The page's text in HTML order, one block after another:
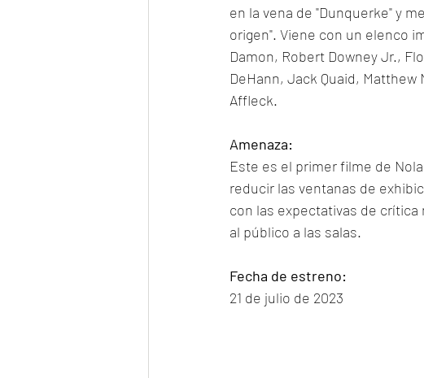
en la vena de "Dunquerke" y
origen". Viene con un elenco
Damon, Robert Downey Jr.,
DeHann, Jack Quaid,
Affleck.
Amenaza:
Este es el primer filme de
reducir las ventanas de
con las expectativas de
al público a las salas.
Fecha de estreno:
21 de julio de 2023